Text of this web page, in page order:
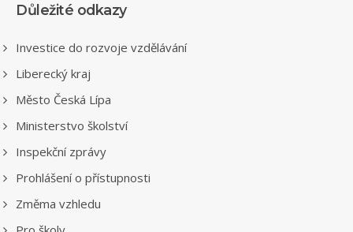
Důležité odkazy
Investice do rozvoje vzdělávání
Liberecký kraj
Město Česká Lípa
Ministerstvo školství
Inspekční zprávy
Prohlášení o přístupnosti
Změma vzhledu